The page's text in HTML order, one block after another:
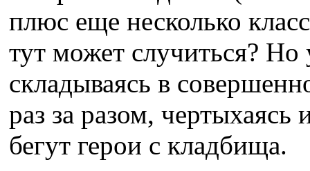
плюс еще несколько
тут может случиться?
складываясь в
раз за разом,
бегут герои с кладбища.